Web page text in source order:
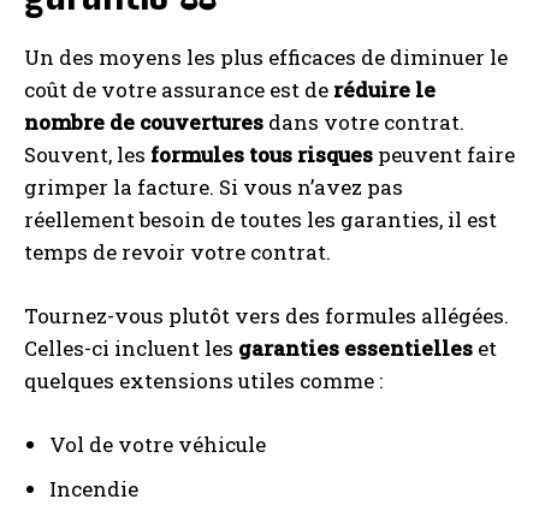
Un des moyens les plus efficaces de diminuer le
coût de votre assurance est de réduire le
nombre de couvertures dans votre contrat.
Souvent, les formules tous risques peuvent faire
grimper la facture. Si vous n’avez pas
réellement besoin de toutes les garanties, il est
temps de revoir votre contrat.
Tournez-vous plutôt vers des formules allégées.
Celles-ci incluent les garanties essentielles et
quelques extensions utiles comme :
Vol de votre véhicule
Incendie